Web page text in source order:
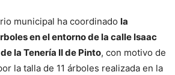
municipal ha coordinado la
en el entorno de la calle Isaac
la Tenería II de Pinto, con motivo de
la talla de 11 árboles realizada en la